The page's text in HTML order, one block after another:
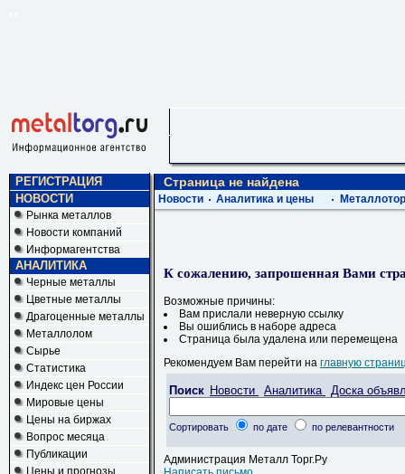
РЕГИСТРАЦИЯ
НОВОСТИ
Рынка металлов
Новости компаний
Информагентства
АНАЛИТИКА
Черные металлы
Цветные металлы
Драгоценные металлы
Металлолом
Сырье
Статистика
Индекс цен России
Мировые цены
Цены на биржах
Вопрос месяца
Публикации
Цены и прогнозы
Страница не найдена
Новости Аналитика и цены
К сожалению, запрошенная Вами
Возможные причины:
Вам прислали неверную ссылку
Вы ошиблись в наборе адреса
Страница была удалена или перемещена
Рекомендуем Вам перейти на главную
Поиск Новости Аналитика Доска
Сортировать по дате по релевантности
Администрация Металл Торг.Ру